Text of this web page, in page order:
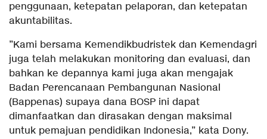
penggunaan, ketepatan pelaporan, dan ketepatan
akuntabilitas.
”Kami bersama Kemendikbudristek dan Kemendagri
juga telah melakukan monitoring dan evaluasi, dan
bahkan ke depannya kami juga akan mengajak
Badan Perencanaan Pembangunan Nasional
(Bappenas) supaya dana BOSP ini dapat
dimanfaatkan dan dirasakan dengan maksimal
untuk pemajuan pendidikan Indonesia,” kata Dony.